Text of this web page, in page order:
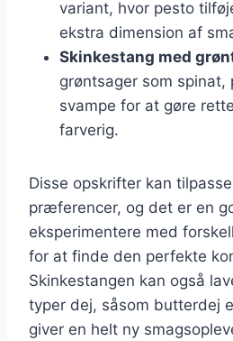
variant, hvor pesto
ekstra dimension af
Skinkestang med
grøntsager som
svampe for at gøre
farverig.
Disse opskrifter kan
præferencer, og det er en
eksperimentere med
for at finde den perfekte
Skinkestangen kan også
typer dej, såsom butterdej
giver en helt ny